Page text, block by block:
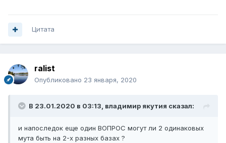
Цитата
ralist
Опубликовано 23 января, 2020
В 23.01.2020 в 03:13, владимир якутия сказал:
и напоследок еще один ВОПРОС могут ли 2 одинаковых
мута быть на 2-х разных базах ?